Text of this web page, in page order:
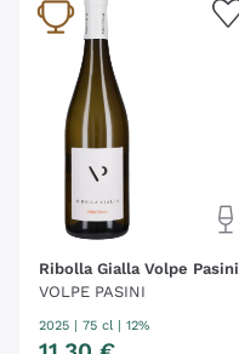
Ribolla Gialla Volpe Pasini
VOLPE PASINI
2025 | 75 cl | 12%